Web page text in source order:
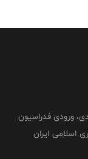
ورودی فدراسیون
اسلامی ایران